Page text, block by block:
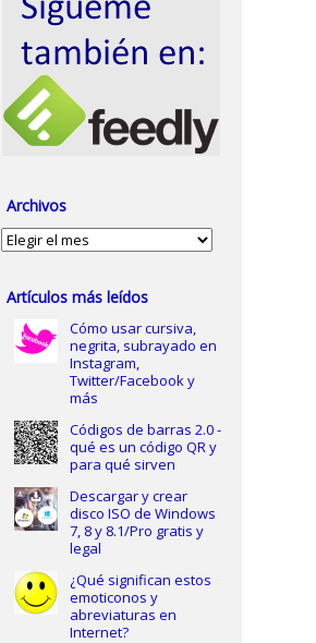
Archivos
Archivos
Artículos más leídos
Cómo usar cursiva,
negrita, subrayado en
Instagram,
Twitter/Facebook y
más
Códigos de barras 2.0 -
qué es un código QR y
para qué sirven
Descargar y crear
disco ISO de Windows
7, 8 y 8.1/Pro gratis y
legal
¿Qué significan estos
emoticonos y
abreviaturas en
Internet?